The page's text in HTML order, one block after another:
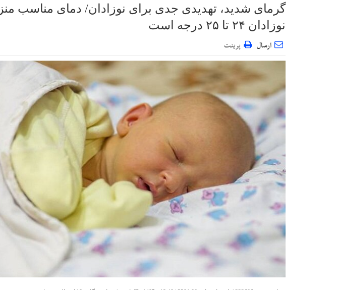
گرمای شدید، تهدیدی جدی برای نوزادان/ دمای مناسب
نوزادان ۲۴ تا ۲۵ درجه است
ارسال پرینت